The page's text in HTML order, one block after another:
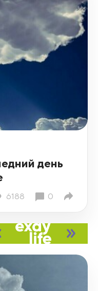
день
6188 0